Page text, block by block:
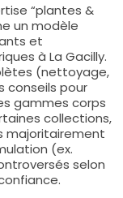
“plantes &
un modèle
et
à La Gacilly.
(nettoyage,
conseils pour
gammes corps
collections,
majoritairement
(ex.
selon